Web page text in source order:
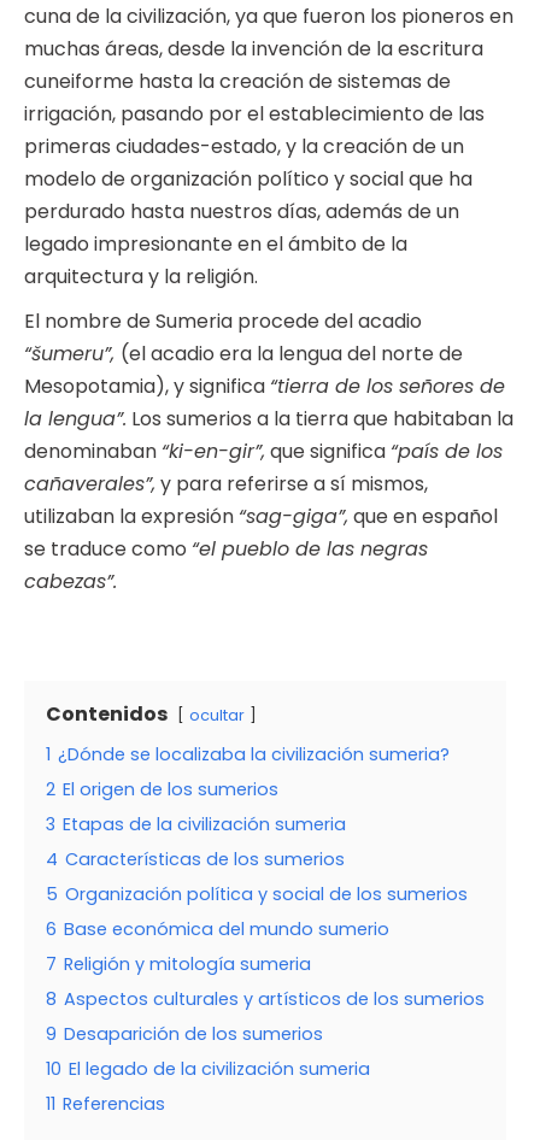
cuna de la civilización, ya que fueron los pioneros en
muchas áreas, desde la invención de la escritura
cuneiforme hasta la creación de sistemas de
irrigación, pasando por el establecimiento de las
primeras ciudades-estado, y la creación de un
modelo de organización político y social que ha
perdurado hasta nuestros días, además de un
legado impresionante en el ámbito de la
arquitectura y la religión.
El nombre de Sumeria procede del acadio
“šumeru”, (el acadio era la lengua del norte de
Mesopotamia), y significa “tierra de los señores de
la lengua”. Los sumerios a la tierra que habitaban la
denominaban “ki-en-gir”, que significa “país de los
cañaverales”, y para referirse a sí mismos,
utilizaban la expresión “sag-giga”, que en español
se traduce como “el pueblo de las negras
cabezas”.
Contenidos ocultar
1 ¿Dónde se localizaba la civilización sumeria?
2 El origen de los sumerios
3 Etapas de la civilización sumeria
4 Características de los sumerios
5 Organización política y social de los sumerios
6 Base económica del mundo sumerio
7 Religión y mitología sumeria
8 Aspectos culturales y artísticos de los sumerios
9 Desaparición de los sumerios
10 El legado de la civilización sumeria
11 Referencias